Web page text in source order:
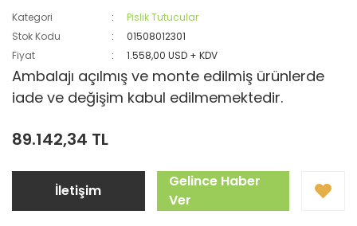
Kategori
Pislik Tutucular
Stok Kodu
01508012301
Fiyat
1.558,00 USD + KDV
Ambalajı açılmış ve monte edilmiş ürünlerde
iade ve değişim kabul edilmemektedir.
89.142,34 TL
İletişim
Gelince Haber
Ver